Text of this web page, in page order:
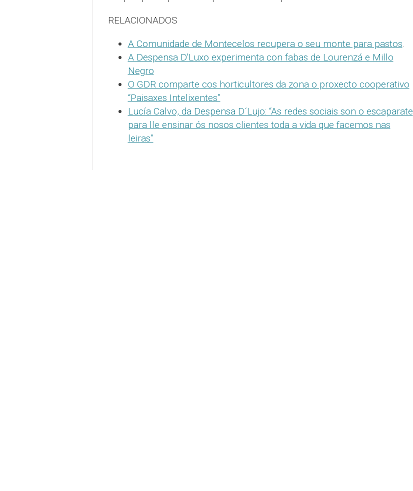
RELACIONADOS
A Comunidade de Montecelos recupera o seu monte para pastos.
A Despensa D'Luxo experimenta con fabas de Lourenzá e Millo
Negro
O GDR comparte cos horticultores da zona o proxecto cooperativo
“Paisaxes Intelixentes”
Lucía Calvo, da Despensa D´Lujo: “As redes sociais son o escaparate
para lle ensinar ós nosos clientes toda a vida que facemos nas
leiras”